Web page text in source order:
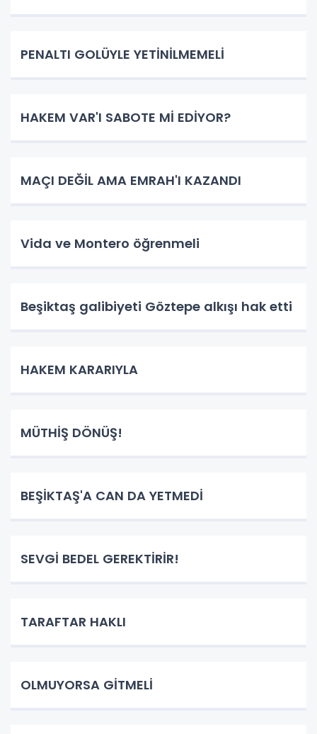
PENALTI GOLÜYLE YETİNİLMEMELİ
HAKEM VAR'I SABOTE Mİ EDİYOR?
MAÇI DEĞİL AMA EMRAH'I KAZANDI
Vida ve Montero öğrenmeli
Beşiktaş galibiyeti Göztepe alkışı hak etti
HAKEM KARARIYLA
MÜTHİŞ DÖNÜŞ!
BEŞİKTAŞ'A CAN DA YETMEDİ
SEVGİ BEDEL GEREKTİRİR!
TARAFTAR HAKLI
OLMUYORSA GİTMELİ